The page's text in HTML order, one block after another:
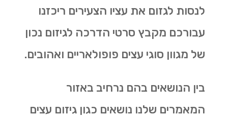
לנסות לגזום את עציו הצעירים ריכזנו
עבורכם מקבץ סרטי הדרכה לגיזום נכון
של מגוון סוגי עצים פופולאריים ואהובים.
בין הנושאים בהם נרחיב באזור
המאמרים שלנו נושאים כגון גיזום עצים